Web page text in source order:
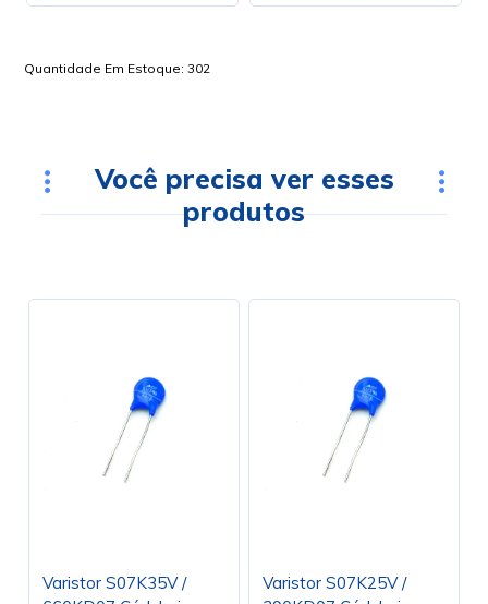
Quantidade Em Estoque:302
Você precisa ver esses
produtos
Varistor S07K35V /
Varistor S07K25V /